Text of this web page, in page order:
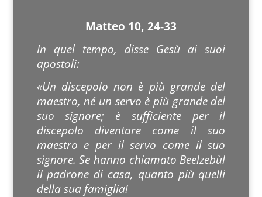
Matteo 10, 24-33
In quel tempo, disse Gesù ai suoi
apostoli:
«Un discepolo non è più grande del
maestro, né un servo è più grande del
suo signore; è sufficiente per il
discepolo diventare come il suo
maestro e per il servo come il suo
signore. Se hanno chiamato Beelzebùl
il padrone di casa, quanto più quelli
della sua famiglia!